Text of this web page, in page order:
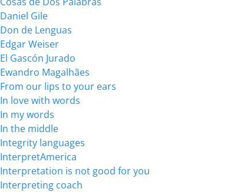
Daniel Gile
Don de Lenguas
Edgar Weiser
El Gascón Jurado
Ewandro Magalhães
From our lips to your ears
In love with words
In my words
In the middle
Integrity languages
InterpretAmerica
Interpretation is not good for you
Interpreting coach